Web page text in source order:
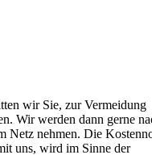
wir Sie, zur Vermeidung
Wir werden dann gerne
Netz nehmen. Die
uns, wird im Sinne der